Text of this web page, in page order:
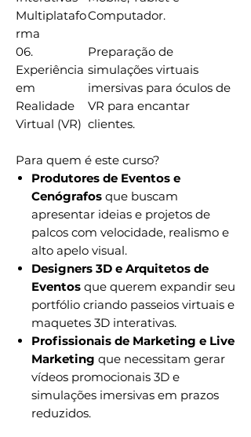
Multiplatafo
rma
Computador.
06.
Experiência
em
Realidade
Virtual (VR)
Preparação de
simulações virtuais
imersivas para óculos de
VR para encantar
clientes.
Para quem é este curso?
Produtores de Eventos e
Cenógrafos que buscam
apresentar ideias e projetos de
palcos com velocidade, realismo e
alto apelo visual.
Designers 3D e Arquitetos de
Eventos que querem expandir seu
portfólio criando passeios virtuais e
maquetes 3D interativas.
Profissionais de Marketing e Live
Marketing que necessitam gerar
vídeos promocionais 3D e
simulações imersivas em prazos
reduzidos.